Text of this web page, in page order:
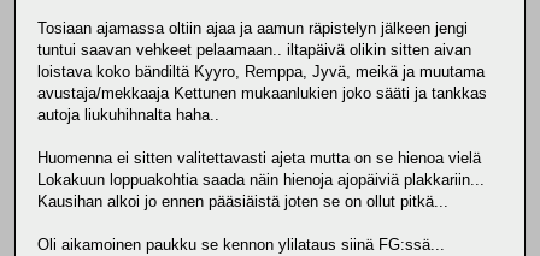
Tosiaan ajamassa oltiin ajaa ja aamun räpistelyn jälkeen jengi
tuntui saavan vehkeet pelaamaan.. iltapäivä olikin sitten aivan
loistava koko bändiltä Kyyro, Remppa, Jyvä, meikä ja muutama
avustaja/mekkaaja Kettunen mukaanlukien joko sääti ja tankkas
autoja liukuhihnalta haha..
Huomenna ei sitten valitettavasti ajeta mutta on se hienoa vielä
Lokakuun loppuakohtia saada näin hienoja ajopäiviä plakkariin...
Kausihan alkoi jo ennen pääsiäistä joten se on ollut pitkä...
Oli aikamoinen paukku se kennon ylilataus siinä FG:ssä...